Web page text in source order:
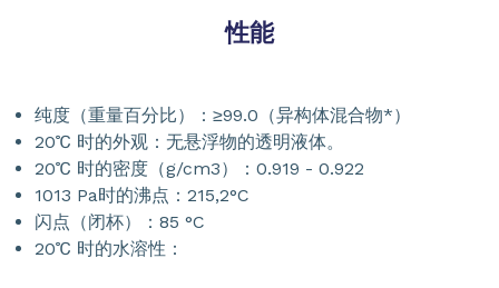
性能
纯度（重量百分比）：≥99.0（异构体混合物*）
20℃ 时的外观：无悬浮物的透明液体。
20℃ 时的密度（g/cm3）：0.919 - 0.922
1013 Pa时的沸点：215,2°C
闪点（闭杯）：85 °C
20℃ 时的水溶性：